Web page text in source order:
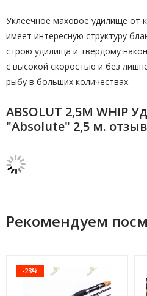
Уклеечное маховое удилище от
имеет интересную структуру
строю удилища и твердому
с высокой скоростью и без
рыбу в больших количествах.
ABSOLUT 2,5M WHIP
"Absolute" 2,5 м.
Рекомендуем
-23%